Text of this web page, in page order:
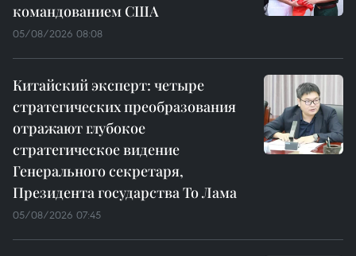
командованием США
05/08/2026 08:08
Китайский эксперт: четыре
стратегических преобразования
отражают глубокое
стратегическое видение
Генерального секретаря,
Президента государства То Лама
05/08/2026 07:45